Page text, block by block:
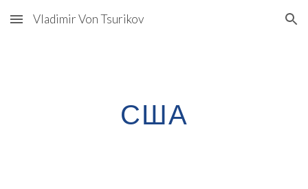
Skip to main content Skip to navigation
Vladimir Von Tsurikov
США